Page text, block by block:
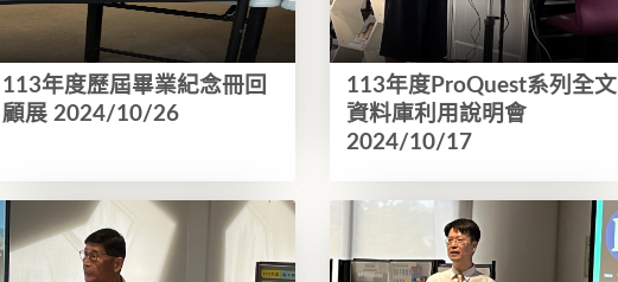
113年度歷屆畢業紀念冊回
顧展 2024/10/26
113年度ProQuest系列全文
資料庫利用說明會
2024/10/17